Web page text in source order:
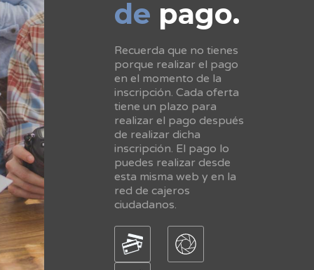
de pago.
Recuerda que no tienes
porque realizar el pago
en el momento de la
inscripción. Cada oferta
tiene un plazo para
realizar el pago después
de realizar dicha
inscripción. El pago lo
puedes realizar desde
esta misma web y en la
red de cajeros
ciudadanos.